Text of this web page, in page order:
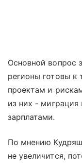
Основной вопрос
регионы готовы к
проектам и
из них - миграция
зарплатами.
По мнению
не увеличится,